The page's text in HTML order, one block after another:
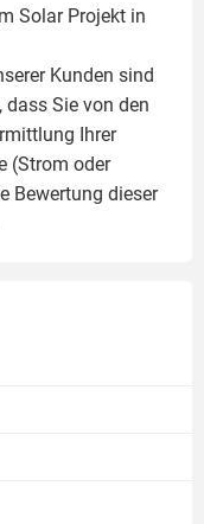
Solar Projekt in
Kunden sind
Sie von den
Ihrer
(Strom oder
Bewertung dieser